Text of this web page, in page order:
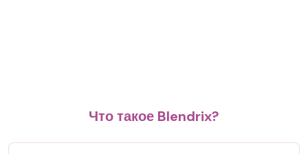
Что такое Blendrix?